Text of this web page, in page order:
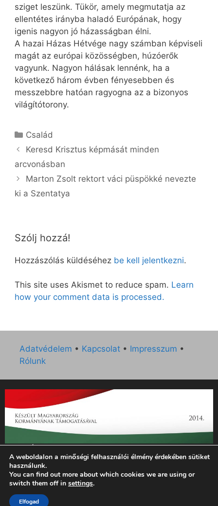
sziget leszünk. Tükör, amely megmutatja az
ellentétes irányba haladó Európának, hogy
igenis nagyon jó házasságban élni.
A hazai Házas Hétvége nagy számban képviseli
magát az európai közösségben, húzóerők
vagyunk. Nagyon hálásak lennénk, ha a
következő három évben fényesebben és
messzebbre hatóan ragyogna az a bizonyos
világítótorony.
Kategória
Család
Keresd Krisztus képmását minden
arcvonásban
Marton Zsolt rektort váci püspökké nevezte
ki a Szentatya
Szólj hozzá!
Hozzászólás küldéséhez be kell jelentkezni.
This site uses Akismet to reduce spam. Learn
how your comment data is processed.
Adatvédelem • Kapcsolat • Impresszum •
Rólunk
„Az Új Ember katolikus hetilap 2014. évi működésének
támogatását az EGYH-KCP-14-P-0121 sz. támogatási
szerződés keretében 3 000 000 Ft összegben támogatta az
Emberi Erőforrások Minisztériuma.”
© 2026 Magyar Kurír - Új Ember
A weboldalon a minőségi felhasználói élmény érdekében sütiket
használunk.
You can find out more about which cookies we are using or
switch them off in settings.
Elfogad